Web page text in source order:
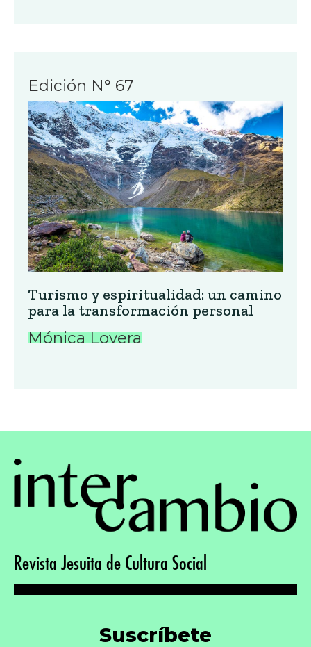
Edición N° 67
Turismo y espiritualidad: un camino
para la transformación personal
Mónica Lovera
Revista Jesuita de Cultura Social
Suscríbete